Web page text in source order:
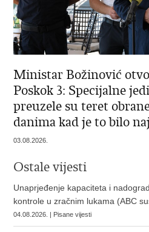
Ministar Božinović
Poskok 3: Specijalne
preuzele su teret
danima kad je to bilo
03.08.2026.
Ostale vijesti
Unaprjeđenje kapaciteta i
kontrole u zračnim lukama (ABC
04.08.2026. | Pisane vijesti